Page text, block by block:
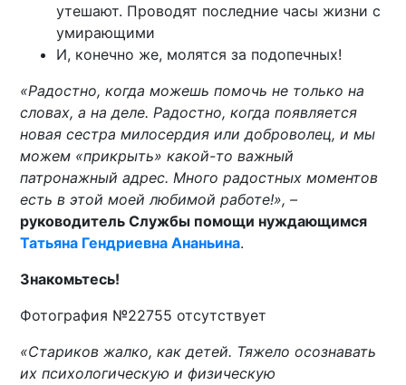
утешают. Проводят последние часы жизни с
умирающими
И, конечно же, молятся за подопечных!
«Радостно, когда можешь помочь не только на
словах, а на деле. Радостно, когда появляется
новая сестра милосердия или доброволец, и мы
можем «прикрыть» какой-то важный
патронажный адрес. Много радостных моментов
есть в этой моей любимой работе!», –
руководитель Службы помощи нуждающимся
Татьяна Гендриевна Ананьина.
Знакомьтесь!
Фотография №22755 отсутствует
«Стариков жалко, как детей. Тяжело осознавать
их психологическую и физическую